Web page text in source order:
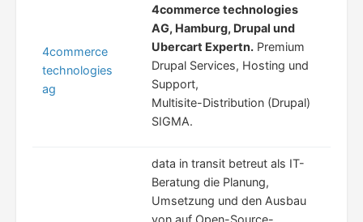
4commerce
technologies
ag
4commerce technologies
AG, Hamburg, Drupal und
Ubercart Expertn. Premium
Drupal Services, Hosting und
Support,
Multisite-Distribution (Drupal)
SIGMA.
data in transit betreut als IT-
Beratung die Planung,
Umsetzung und den Ausbau
von auf Open-Source-